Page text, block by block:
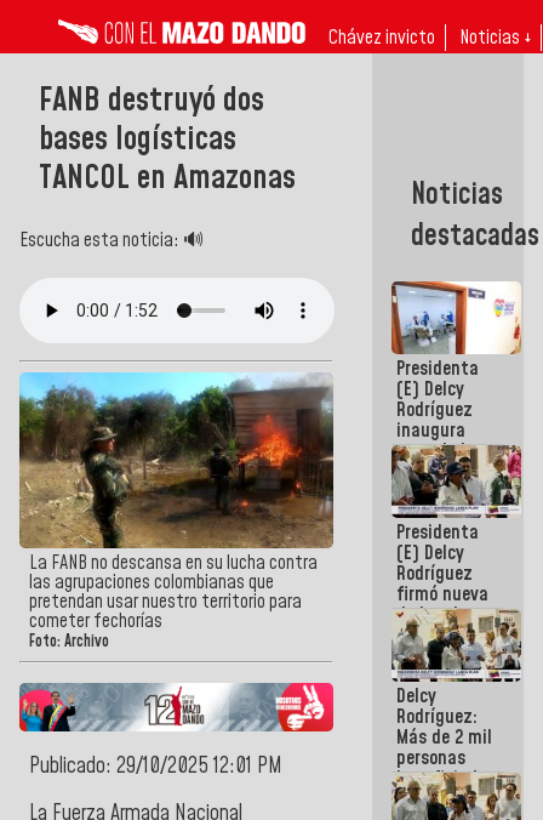
Chávez invicto Noticias ↓
FANB destruyó dos
bases logísticas
TANCOL en Amazonas
Escucha esta noticia: 🔊
La FANB no descansa en su lucha contra
las agrupaciones colombianas que
pretendan usar nuestro territorio para
cometer fechorías
Foto: Archivo
Publicado: 29/10/2025 12:01 PM
Noticias
destacadas
Presidenta
(E) Delcy
Rodríguez
inaugura
casa de los
Abuelos
Primavera
en Caracas
Presidenta
(E) Delcy
Rodríguez
firmó nueva
de Ley de
Arrendamiento
aprobada
por la AN
Delcy
Rodríguez:
Más de 2 mil
personas
beneficiadas
con planes